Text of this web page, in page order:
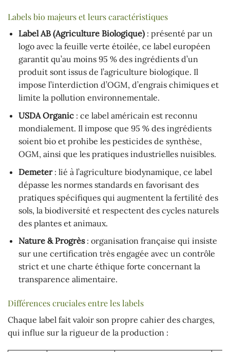
Labels bio majeurs et leurs caractéristiques
Label AB (Agriculture Biologique): présenté par un
logo avec la feuille verte étoilée, ce label européen
garantit qu’au moins 95 % des ingrédients d’un
produit sont issus de l’agriculture biologique. Il
impose l’interdiction d’OGM, d’engrais chimiques et
limite la pollution environnementale.
USDA Organic: ce label américain est reconnu
mondialement. Il impose que 95 % des ingrédients
soient bio et prohibe les pesticides de synthèse,
OGM, ainsi que les pratiques industrielles nuisibles.
Demeter: lié à l’agriculture biodynamique, ce label
dépasse les normes standards en favorisant des
pratiques spécifiques qui augmentent la fertilité des
sols, la biodiversité et respectent des cycles naturels
des plantes et animaux.
Nature & Progrès: organisation française qui insiste
sur une certification très engagée avec un contrôle
strict et une charte éthique forte concernant la
transparence alimentaire.
Différences cruciales entre les labels
Chaque label fait valoir son propre cahier des charges,
qui influe sur la rigueur de la production :